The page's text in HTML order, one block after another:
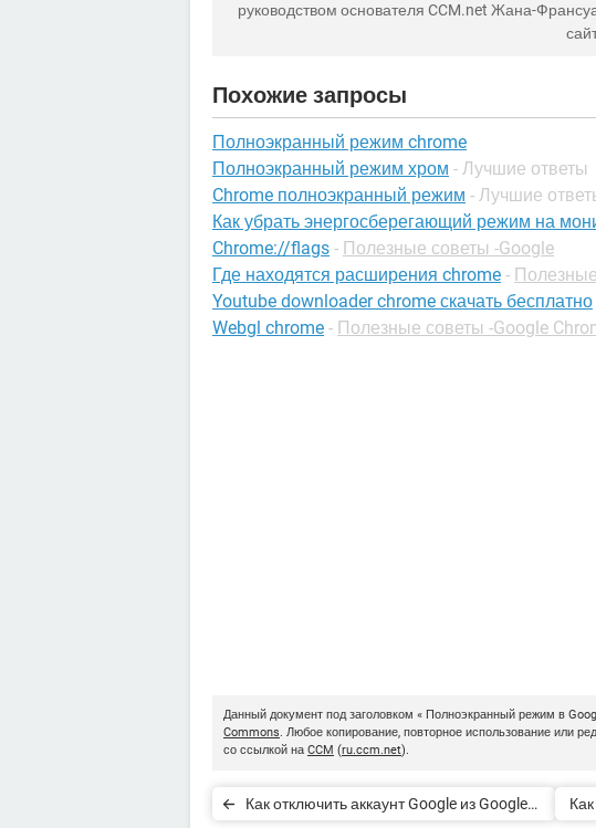
руководством основателя CCM.net Жана-
Похожие запросы
Полноэкранный режим chrome
Полноэкранный режим хром - Лучшие ответы
Chrome полноэкранный режим - Лучшие
Как убрать энергосберегающий режим на
Chrome://flags - Полезные советы -Google
Где находятся расширения chrome -
Youtube downloader chrome скачать бесплатно
Webgl chrome - Полезные советы -Google
Данный документ под заголовком « Полноэкранный режим в
Commons. Любое копирование, повторное использование или
со ссылкой на CCM (ru.ccm.net).
Как отключить аккаунт Google из Google